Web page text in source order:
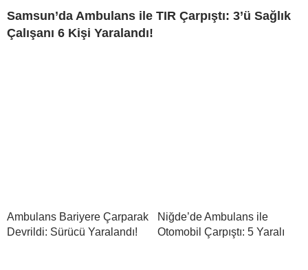
Samsun’da Ambulans ile TIR Çarpıştı: 3’ü Sağlık
Çalışanı 6 Kişi Yaralandı!
Ambulans Bariyere Çarparak
Devrildi: Sürücü Yaralandı!
Niğde’de Ambulans ile
Otomobil Çarpıştı: 5 Yaralı